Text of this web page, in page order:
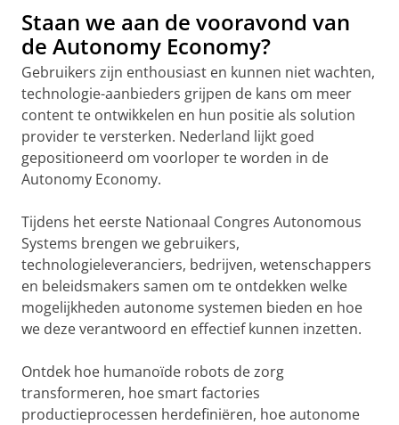
Staan we aan de vooravond van
de Autonomy Economy?
Gebruikers zijn enthousiast en kunnen niet wachten,
technologie-aanbieders grijpen de kans om meer
content te ontwikkelen en hun positie als solution
provider te versterken. Nederland lijkt goed
gepositioneerd om voorloper te worden in de
Autonomy Economy.
Tijdens het eerste Nationaal Congres Autonomous
Systems brengen we gebruikers,
technologieleveranciers, bedrijven, wetenschappers
en beleidsmakers samen om te ontdekken welke
mogelijkheden autonome systemen bieden en hoe
we deze verantwoord en effectief kunnen inzetten.
Ontdek hoe humanoïde robots de zorg
transformeren, hoe smart factories
productieprocessen herdefiniëren, hoe autonome